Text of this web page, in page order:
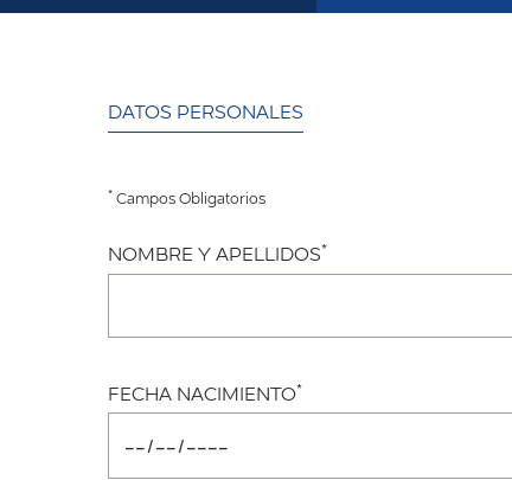
DATOS PERSONALES
* Campos Obligatorios
NOMBRE Y APELLIDOS*
FECHA NACIMIENTO*